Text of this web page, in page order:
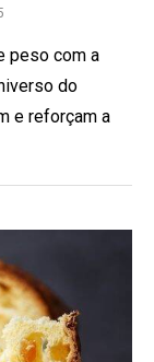
peso com a
do
e reforçam a